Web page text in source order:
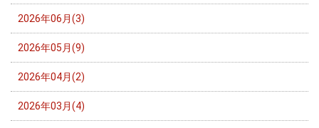
2026年06月(3)
2026年05月(9)
2026年04月(2)
2026年03月(4)